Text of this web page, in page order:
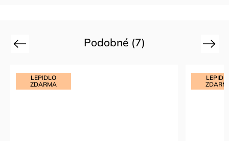
Podobné (7)
Previous
LEPIDLO
ZDARMA
Next